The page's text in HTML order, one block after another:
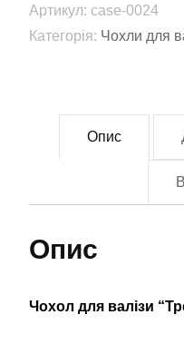
(case-
0024)
Артикул: case-0024
Категорія: Чохли для
Опис
Опис
Чохол для валізи